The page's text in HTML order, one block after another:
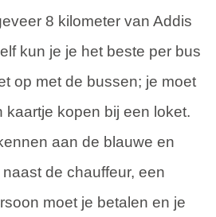
8 kilometer van Addis
kun je je het beste per bus
op met de bussen; je moet
kaartje kopen bij een loket.
aan de blauwe en
de chauffeur, een
moet je betalen en je